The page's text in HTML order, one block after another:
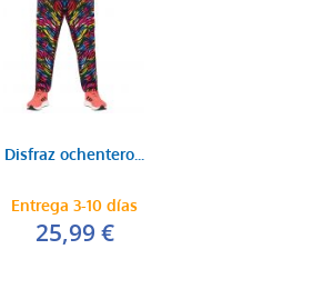
Disfraz ochentero...
Entrega 3-10 días
25,99 €